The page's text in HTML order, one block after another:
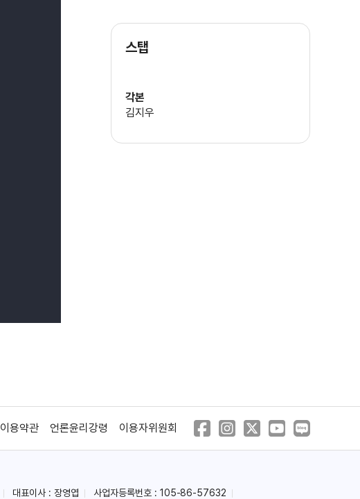
한진희
스탭
각본
김지우
이용약관 언론윤리강령 이용자위원회
대표이사 : 장영엽 사업자등록번호 : 105-86-57632